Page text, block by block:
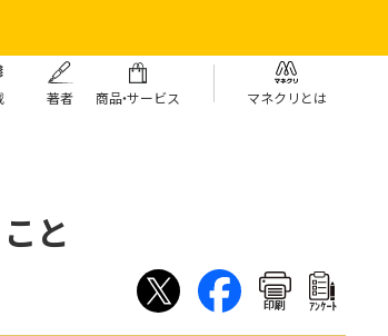
著者 商品・サービス マネクリとは
と
印刷 ｱﾝｹｰﾄ